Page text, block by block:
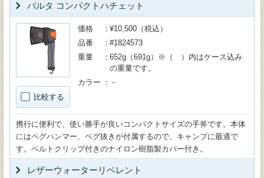
バルタ コンパクトハチェット
比較する
価格
¥10,500（税込）
品番
#1824573
重量
652g（691g）※（ ）内はケース込み
の重量です。
カラー
－
携行に便利で、使い勝手が良いコンパクトサイズの手斧です。本体
にはペグハンマー、ペグ抜きが付属するので、キャンプに最適で
す。ベルトクリップ付きのナイロン樹脂製カバー付き。
レザーウォーターリペレント